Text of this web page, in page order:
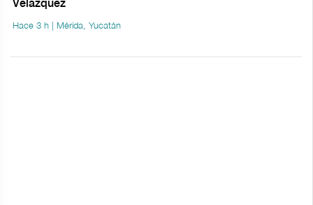
Velázquez
Hace 3 h | Mérida, Yucatán